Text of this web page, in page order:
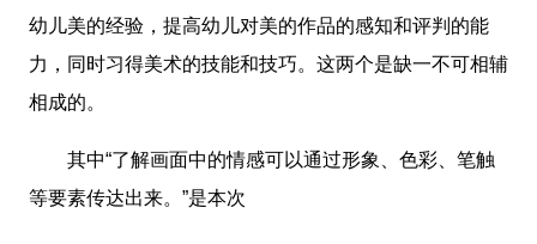
幼儿美的经验，提高幼儿对美的作品的感知和评判的能
力，同时习得美术的技能和技巧。这两个是缺一不可相辅
相成的。
其中“了解画面中的情感可以通过形象、色彩、笔触
等要素传达出来。”是本次